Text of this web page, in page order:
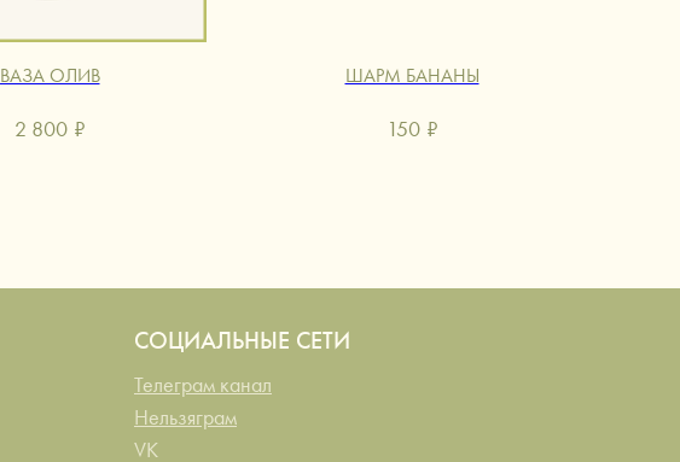
ВАЗА ОЛИВ
2 800 ₽
ШАРМ БАНАНЫ
150 ₽
СОЦИАЛЬНЫЕ СЕТИ
Телеграм канал
Нельзяграм
VK